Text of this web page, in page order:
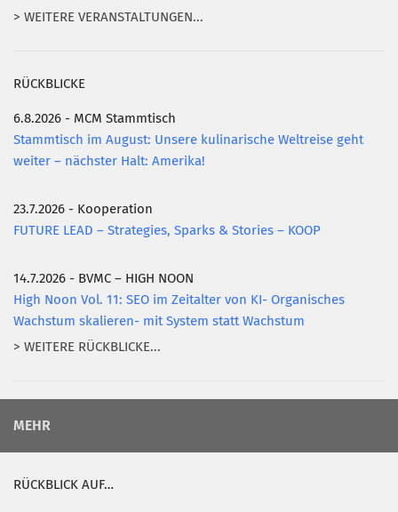
> WEITERE VERANSTALTUNGEN...
RÜCKBLICKE
6.8.2026 - MCM Stammtisch
Stammtisch im August: Unsere kulinarische Weltreise geht
weiter – nächster Halt: Amerika!
23.7.2026 - Kooperation
FUTURE LEAD – Strategies, Sparks & Stories – KOOP
14.7.2026 - BVMC – HIGH NOON
High Noon Vol. 11: SEO im Zeitalter von KI- Organisches
Wachstum skalieren- mit System statt Wachstum
> WEITERE RÜCKBLICKE...
MEHR
RÜCKBLICK AUF…